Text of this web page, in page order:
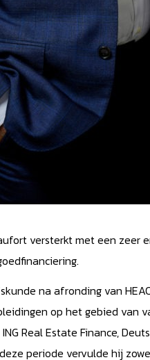
versterkt met een zeer
na afronding van
op het gebied van
Real Estate Finance,
periode vervulde hij